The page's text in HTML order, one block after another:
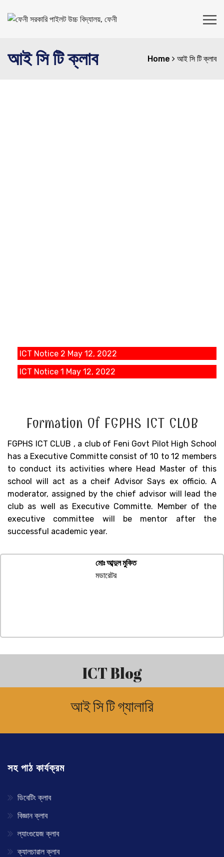
আই সি টি ক্লাব Home আই সি টি ক্লাব
ICT Notice 2 May 12, 2022
ICT Notice 1 May 12, 2022
Formation Of FGPHS ICT CLUB
FGPHS ICT CLUB , a club of Feni Govt Pilot High School
has a Executive Committe consist of 10 to 12 members
to conduct its activities where Head Master of this
school will act as a cheif Advisor Says ex officio. A
moderator, assigned by the chief advisor will lead the
club as well as Executive Committe. Member of the
executive committee will be mentor after the
successful academic year.
মোঃ আব্দুল মুকিত
মডারেটর
ICT Blog
আই সি টি গ্যালারি
সহ পাঠ কার্যক্রম
ডিবেটিং ক্লাব
বিজ্ঞান ক্লাব
ল্যাংগুয়েজ ক্লাব
ক্যালচারাল ক্লাব